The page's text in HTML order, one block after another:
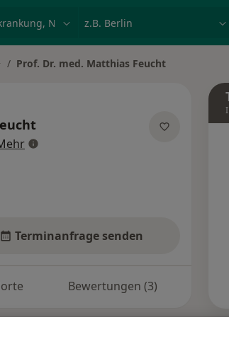
ändern
Prof. Dr. med. Matthias Feucht
über Spezialisierungen
Terminanfrage senden
Bewertungen (3)